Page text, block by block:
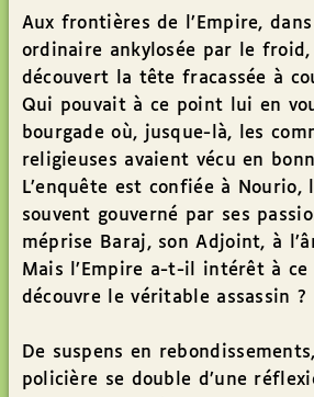
Aux frontières de l’Empire,
ordinaire ankylosée par le
découvert la tête fracassée à
Qui pouvait à ce point lui en
bourgade où, jusque-là, les
religieuses avaient vécu en
L’enquête est confiée à
souvent gouverné par ses
méprise Baraj, son Adjoint, à
Mais l’Empire a-t-il intérêt à ce
découvre le véritable assassin ?
De suspens en
policière se double d’une